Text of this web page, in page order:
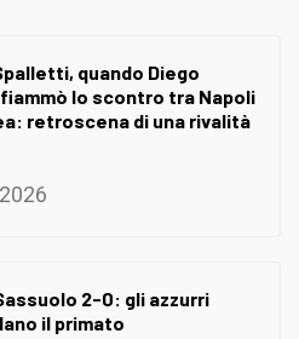
quando Diego
lo scontro tra Napoli
retroscena di una rivalità
2-0: gli azzurri
il primato